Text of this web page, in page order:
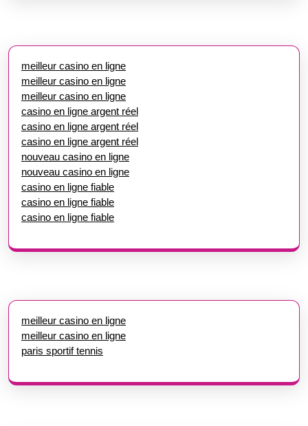
meilleur casino en ligne
meilleur casino en ligne
meilleur casino en ligne
casino en ligne argent réel
casino en ligne argent réel
casino en ligne argent réel
nouveau casino en ligne
nouveau casino en ligne
casino en ligne fiable
casino en ligne fiable
casino en ligne fiable
meilleur casino en ligne
meilleur casino en ligne
paris sportif tennis